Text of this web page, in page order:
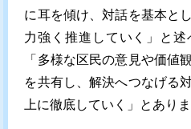
に耳を傾け、対話を基本と
力強く推進していく」と述
「多様な区民の意見や価値
を共有し、解決へつなげる
上に徹底していく」とありま